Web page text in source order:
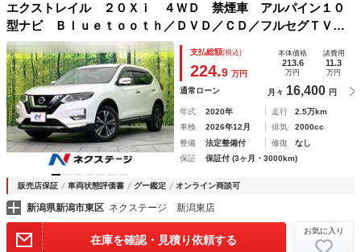
エクストレイル ２０Ｘｉ ４ＷＤ 禁煙車 アルパイン１０
型ナビ Ｂｌｕｅｔｏｏｔｈ／ＤＶＤ／ＣＤ／フルセグＴＶ
全周囲カメラ 衝突軽減装置 電動リアゲート レザー調シー
ト クリアランスソナー ＬＥＤヘッド フォグランプ ＥＴ
Ｃ
支払総額(税込)
224.9 万円
本体価格
213.6
万円
諸費用
11.3
万円
通常ローン 月々 16,400 円
年式 2020年 走行
2.5万km
車検
2026年12月 排気
2000cc
整備
法定整備付 修復
なし
保証
保証付 (3ヶ月・3000km)
販売店保証 車両状態評価書 グー鑑定 オンライン商談可
新潟県新潟市東区 ネクステージ 新潟東店
在庫を確認・見積り依頼する
お気に入り